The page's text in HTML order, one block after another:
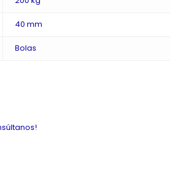
40 mm
Bolas